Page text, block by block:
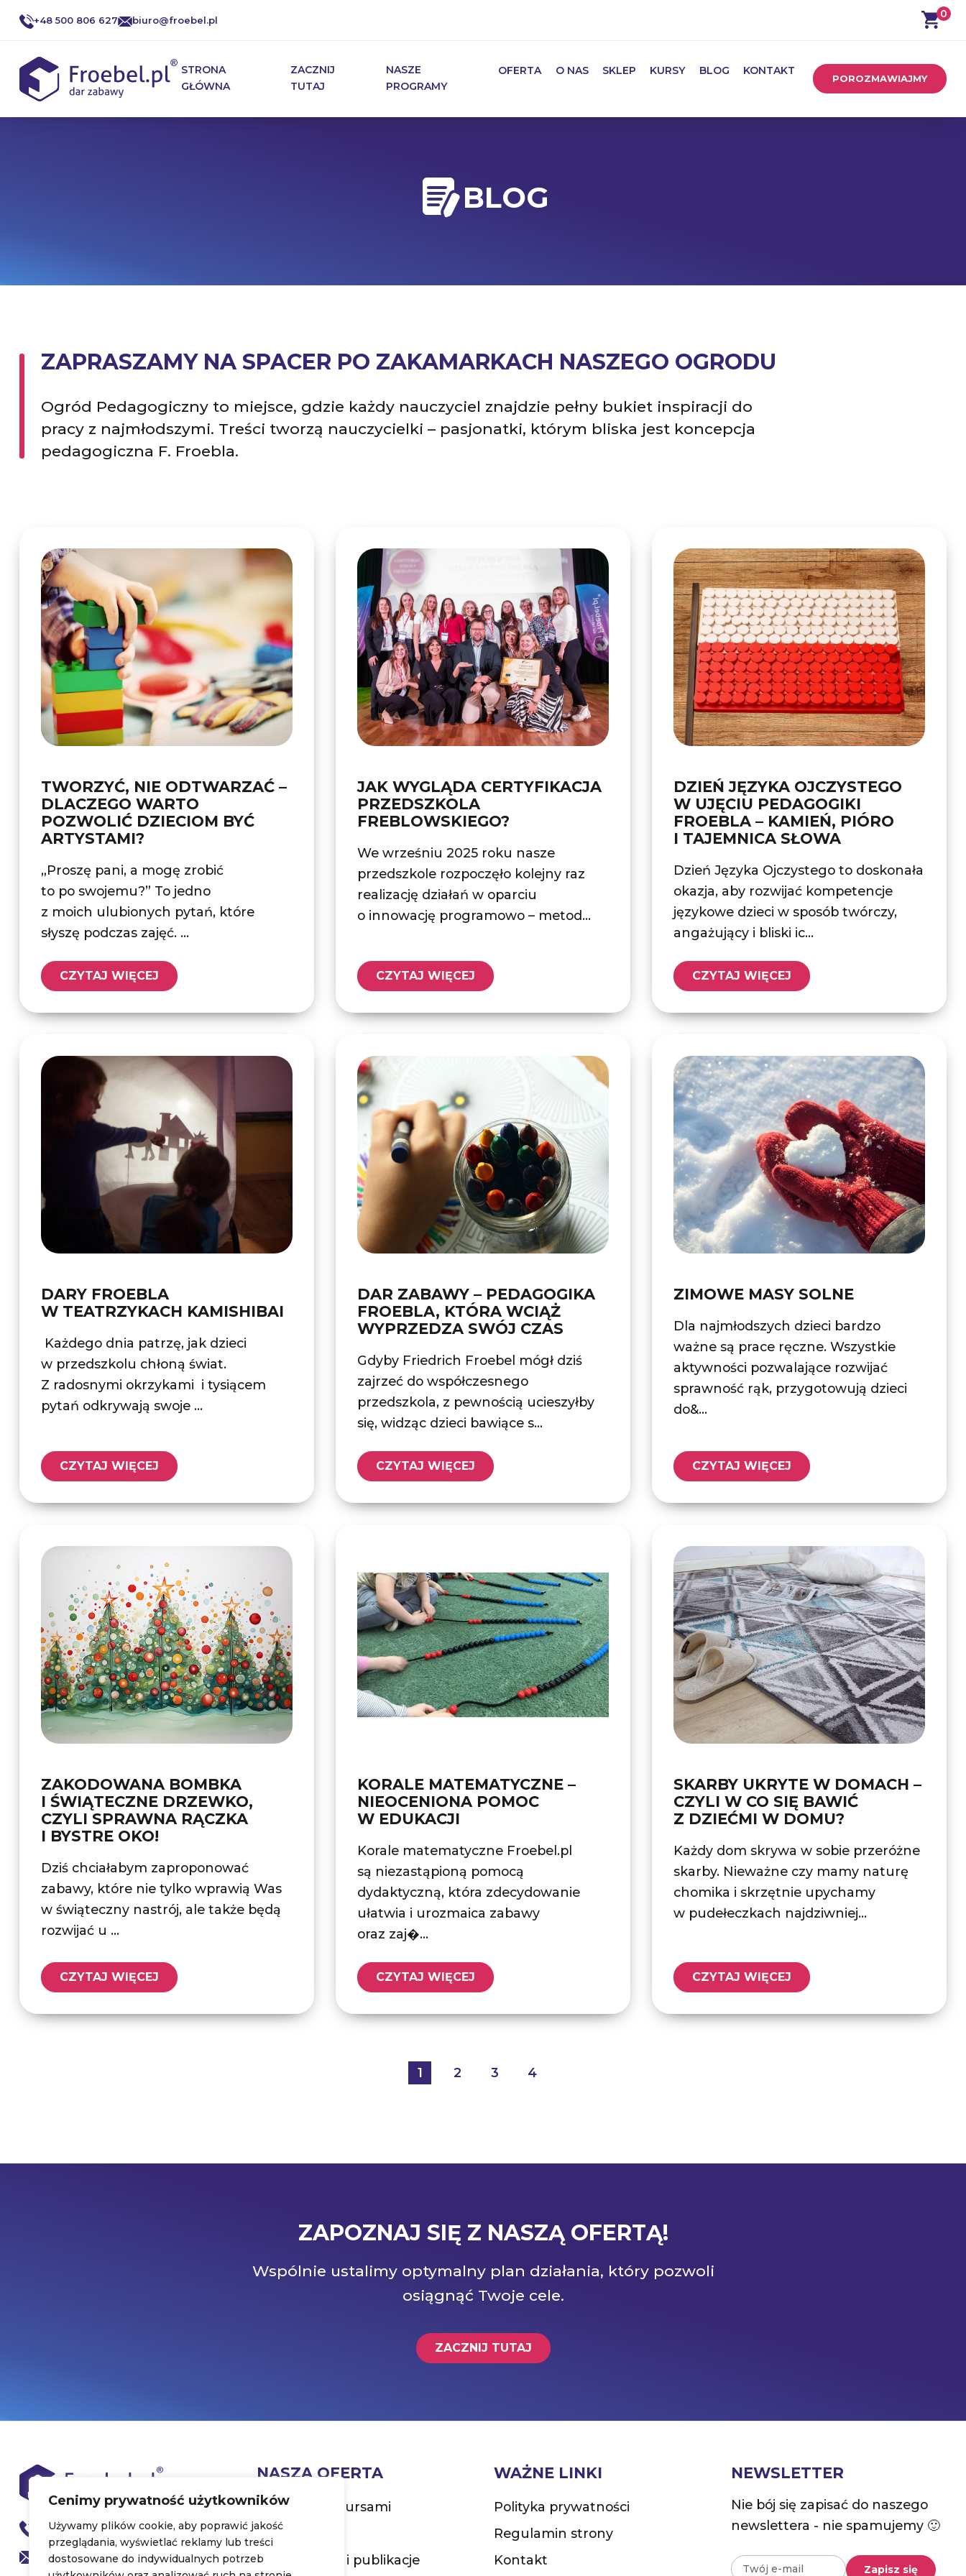
Cenimy prywatność użytkowników
Używamy plików cookie, aby poprawić jakość
przeglądania, wyświetlać reklamy lub treści
dostosowane do indywidualnych potrzeb
+48 500 806 627 biuro@froebel.pl 0
STRONA
GŁÓWNA
ZACZNIJ
TUTAJ
NASZE
PROGRAMY
OFERTA O NAS SKLEP KURSY BLOG KONTAKT
POROZMAWIAJMY
BLOG
ZAPRASZAMY NA SPACER PO ZAKAMARKACH NASZEGO OGRODU
Ogród Pedagogiczny to miejsce, gdzie każdy nauczyciel znajdzie pełny bukiet inspiracji do
pracy z najmłodszymi. Treści tworzą nauczycielki – pasjonatki, którym bliska jest koncepcja
pedagogiczna F. Froebla.
TWORZYĆ, NIE ODTWARZAĆ –
DLACZEGO WARTO
POZWOLIĆ DZIECIOM BYĆ
ARTYSTAMI?
„Proszę pani, a mogę zrobić
to po swojemu?” To jedno
z moich ulubionych pytań, które
słyszę podczas zajęć. ...
CZYTAJ WIĘCEJ
JAK WYGLĄDA CERTYFIKACJA
PRZEDSZKOLA
FREBLOWSKIEGO?
We wrześniu 2025 roku nasze
przedszkole rozpoczęło kolejny raz
realizację działań w oparciu
o innowację programowo – metod...
CZYTAJ WIĘCEJ
DZIEŃ JĘZYKA OJCZYSTEGO
W UJĘCIU PEDAGOGIKI
FROEBLA – KAMIEŃ, PIÓRO
I TAJEMNICA SŁOWA
Dzień Języka Ojczystego to doskonała
okazja, aby rozwijać kompetencje
językowe dzieci w sposób twórczy,
angażujący i bliski ic...
CZYTAJ WIĘCEJ
DARY FROEBLA
W TEATRZYKACH KAMISHIBAI
Każdego dnia patrzę, jak dzieci
w przedszkolu chłoną świat.
Z radosnymi okrzykami i tysiącem
pytań odkrywają swoje ...
CZYTAJ WIĘCEJ
DAR ZABAWY – PEDAGOGIKA
FROEBLA, KTÓRA WCIĄŻ
WYPRZEDZA SWÓJ CZAS
Gdyby Friedrich Froebel mógł dziś
zajrzeć do współczesnego
przedszkola, z pewnością ucieszyłby
się, widząc dzieci bawiące s...
CZYTAJ WIĘCEJ
ZIMOWE MASY SOLNE
Dla najmłodszych dzieci bardzo
ważne są prace ręczne. Wszystkie
aktywności pozwalające rozwijać
sprawność rąk, przygotowują dzieci
do&...
CZYTAJ WIĘCEJ
ZAKODOWANA BOMBKA
I ŚWIĄTECZNE DRZEWKO,
CZYLI SPRAWNA RĄCZKA
I BYSTRE OKO!
Dziś chciałabym zaproponować
zabawy, które nie tylko wprawią Was
w świąteczny nastrój, ale także będą
rozwijać u ...
CZYTAJ WIĘCEJ
KORALE MATEMATYCZNE –
NIEOCENIONA POMOC
W EDUKACJI
Korale matematyczne Froebel.pl
są niezastąpioną pomocą
dydaktyczną, która zdecydowanie
ułatwia i urozmaica zabawy
oraz zaj�...
CZYTAJ WIĘCEJ
SKARBY UKRYTE W DOMACH –
CZYLI W CO SIĘ BAWIĆ
Z DZIEĆMI W DOMU?
Każdy dom skrywa w sobie przeróżne
skarby. Nieważne czy mamy naturę
chomika i skrzętnie upychamy
w pudełeczkach najdziwniej...
CZYTAJ WIĘCEJ
1 2 3 4
ZAPOZNAJ SIĘ Z NASZĄ OFERTĄ!
Wspólnie ustalimy optymalny plan działania, który pozwoli
osiągnąć Twoje cele.
ZACZNIJ TUTAJ
+48 500 806 627
biuro@froebel.pl
NASZA OFERTA
Platforma z kursami
Sklep
Nasze książki i publikacje
WAŻNE LINKI
Polityka prywatności
Regulamin strony
Kontakt
NEWSLETTER
Nie bój się zapisać do naszego
newslettera - nie spamujemy 🙂
Zapisz się